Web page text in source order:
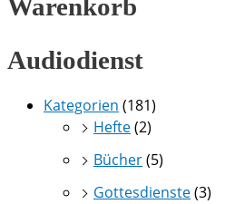
Warenkorb
Audiodienst
Kategorien (181)
Hefte(2)
Bücher(5)
Gottesdienste(3)